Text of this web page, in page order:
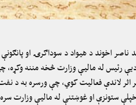
ناصر اخوند د هیواد د سوداګرۍ او
رئیس له مالیې وزارت څخه مننه
اثر لاندې فعالیت کوي، چې ورسره به د
ستونزې او غوښتنې له مالیې وزارت